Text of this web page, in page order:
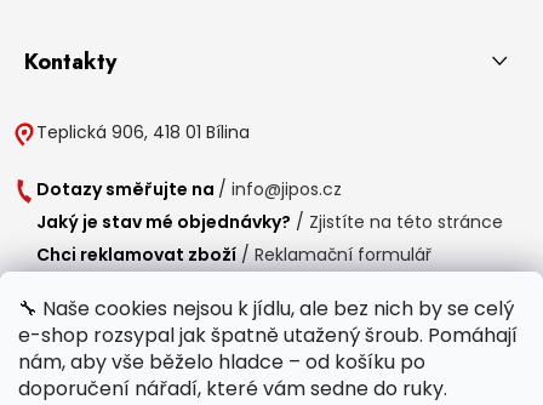
🔧 Naše cookies nejsou k jídlu, ale bez nich by se celý
e-shop rozsypal jak špatně utažený šroub. Pomáhají
nám, aby vše běželo hladce – od košíku po
doporučení nářadí, které vám sedne do ruky.
Kontakty
Teplická 906, 418 01 Bílina
Dotazy směřujte na / info@jipos.cz
Jaký je stav mé objednávky? / Zjistíte na této stránce
Chci reklamovat zboží / Reklamační formulář
Provozní doba
Po-Čt /
8:00 - 15:00